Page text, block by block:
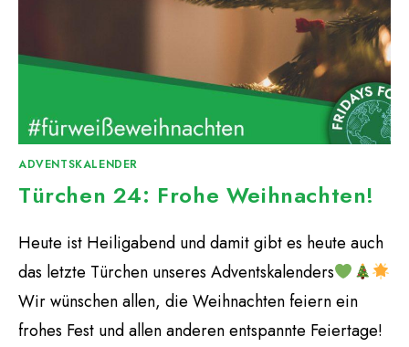
ADVENTSKALENDER
Türchen 24: Frohe Weihnachten!
Heute ist Heiligabend und damit gibt es heute auch
das letzte Türchen unseres Adventskalenders
Wir wünschen allen, die Weihnachten feiern ein
frohes Fest und allen anderen entspannte Feiertage!